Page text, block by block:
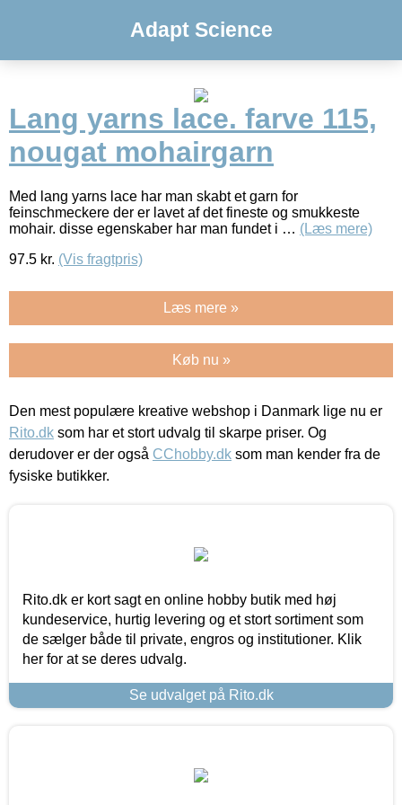
Adapt Science
Lang yarns lace. farve 115,
nougat mohairgarn
Med lang yarns lace har man skabt et garn for
feinschmeckere der er lavet af det fineste og smukkeste
mohair. disse egenskaber har man fundet i … (Læs mere)
97.5 kr. (Vis fragtpris)
Læs mere »
Køb nu »
Den mest populære kreative webshop i Danmark lige nu er
Rito.dk som har et stort udvalg til skarpe priser. Og
derudover er der også CChobby.dk som man kender fra de
fysiske butikker.
Rito.dk er kort sagt en online hobby butik med høj
kundeservice, hurtig levering og et stort sortiment som
de sælger både til private, engros og institutioner. Klik
her for at se deres udvalg.
Se udvalget på Rito.dk